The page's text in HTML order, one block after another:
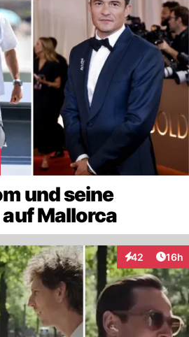
und seine
Mallorca
42
Interaktionen
16h